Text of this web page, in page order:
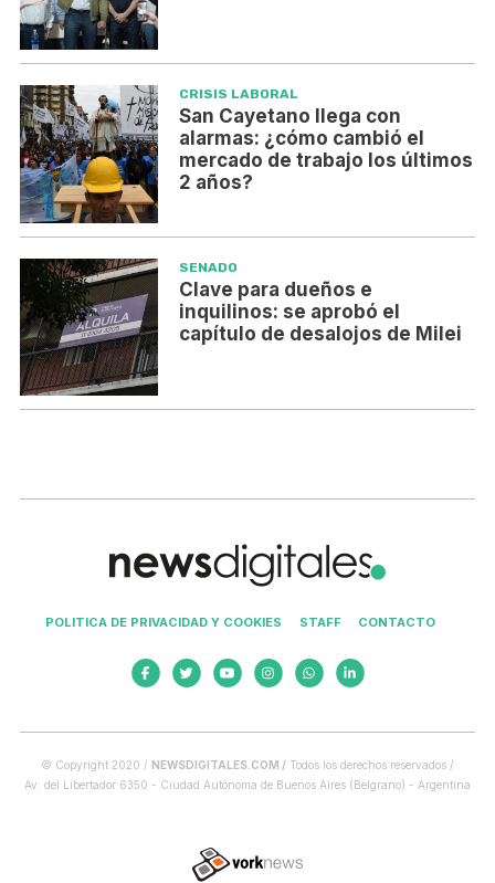
CRISIS LABORAL
San Cayetano llega con
alarmas: ¿cómo cambió el
mercado de trabajo los últimos
2 años?
SENADO
Clave para dueños e
inquilinos: se aprobó el
capítulo de desalojos de Milei
POLITICA DE PRIVACIDAD Y COOKIES STAFF CONTACTO
© Copyright 2020 / NEWSDIGITALES.COM / Todos los derechos reservados /
Av. del Libertador 6350 - Ciudad Autónoma de Buenos Aires (Belgrano) - Argentina